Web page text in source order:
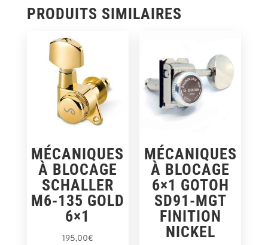
PRODUITS SIMILAIRES
MÉCANIQUES
À BLOCAGE
SCHALLER
M6-135 GOLD
6×1
195,00€
MÉCANIQUES
À BLOCAGE
6×1 GOTOH
SD91-MGT
FINITION
NICKEL